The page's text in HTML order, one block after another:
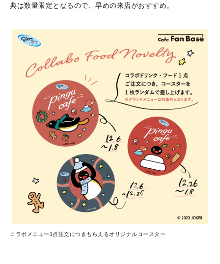
典は数量限定となるので、早めの来店がおすすめ。
コラボメニュー1点注文につきもらえるオリジナルコースター